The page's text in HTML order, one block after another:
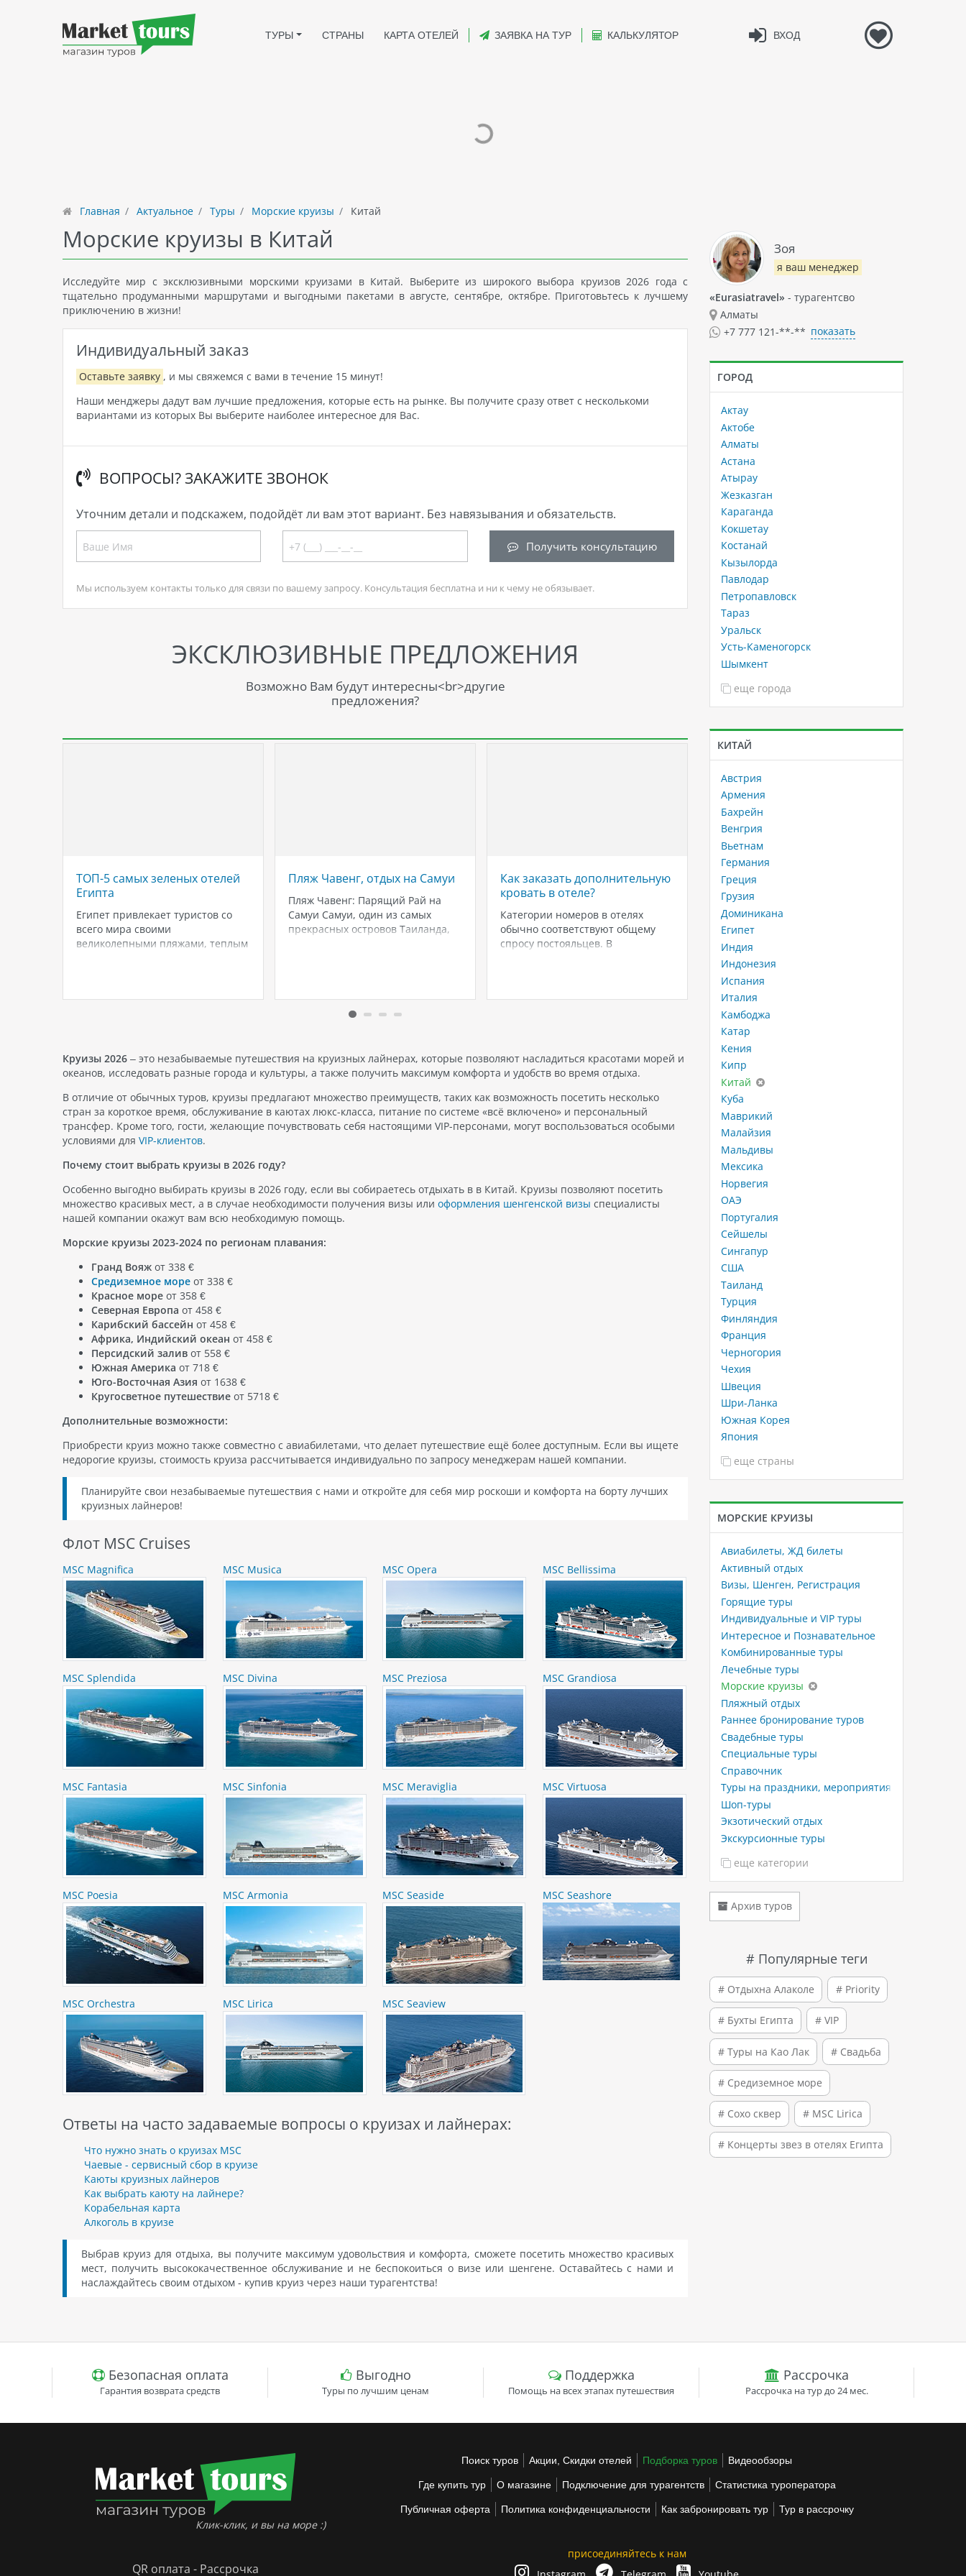
ВХОД
ТУРЫ СТРАНЫ КАРТА ОТЕЛЕЙ ЗАЯВКА НА ТУР КАЛЬКУЛЯТОР
Главная Актуальное Туры Морские круизы Китай
Морские круизы в Китай
Исследуйте мир с эксклюзивными морскими круизами в Китай. Выберите из широкого выбора круизов 2026 года с
тщательно продуманными маршрутами и выгодными пакетами в августе, сентябре, октябре. Приготовьтесь к лучшему
приключению в жизни!
Индивидуальный заказ
Оставьте заявку , и мы свяжемся с вами в течение 15 минут!
Наши менджеры дадут вам лучшие предложения, которые есть на рынке. Вы получите сразу ответ с несколькоми
вариантами из которых Вы выберите наиболее интересное для Вас.
ВОПРОСЫ? ЗАКАЖИТЕ ЗВОНОК
Уточним детали и подскажем, подойдёт ли вам этот вариант. Без навязывания и обязательств.
Получить консультацию
Мы используем контакты только для связи по вашему запросу. Консультация бесплатна и ни к чему не обязывает.
ЭКСКЛЮЗИВНЫЕ ПРЕДЛОЖЕНИЯ
Возможно Вам будут интересны<br>другие
предложения?
ТОП-5 самых зеленых отелей
Египта
Египет привлекает туристов со
всего мира своими
великолепными пляжами, теплым
зелени, Египет предлагает ряд
буйной растительностью и…
Пляж Чавенг, отдых на Самуи
Пляж Чавенг: Парящий Рай на
Самуи Самуи, один из самых
прекрасных островов Таиланда,
пляж Чавенг на Самуи - это
именно то, что вам нужно. Пляж…
Как заказать дополнительную
кровать в отеле?
Категории номеров в отелях
обычно соответствуют общему
спросу постояльцев. В
отличаться, поэтому
таких услуг является
«дополнительное спальное
номера указывается…
Круизный лайнер - MSC
Virtuosa
MSC Virtuosa - это один из самых
современных лайнеров компании
MSC Cruises, класса MSC
Meraviglia, который был выпущен
в 2021 году. Он имеет длину 331
метр, ширину 43 метра и может
вместить более 6 000 пассажиров
и 1 700 членов…
Круизы 2026 – это незабываемые путешествия на круизных лайнерах, которые позволяют насладиться красотами морей и
океанов, исследовать разные города и культуры, а также получить максимум комфорта и удобств во время отдыха.
В отличие от обычных туров, круизы предлагают множество преимуществ, таких как возможность посетить несколько
стран за короткое время, обслуживание в каютах люкс-класса, питание по системе «всё включено» и персональный
трансфер. Кроме того, гости, желающие почувствовать себя настоящими VIP-персонами, могут воспользоваться особыми
условиями для VIP-клиентов.
Почему стоит выбрать круизы в 2026 году?
Особенно выгодно выбирать круизы в 2026 году, если вы собираетесь отдыхать в в Китай. Круизы позволяют посетить
множество красивых мест, а в случае необходимости получения визы или оформления шенгенской визы специалисты
нашей компании окажут вам всю необходимую помощь.
Морские круизы 2023-2024 по регионам плавания:
Гранд Вояж от 338 €
Средиземное море от 338 €
Красное море от 358 €
Северная Европа от 458 €
Карибский бассейн от 458 €
Африка, Индийский океан от 458 €
Персидский залив от 558 €
Южная Америка от 718 €
Юго-Восточная Азия от 1638 €
Кругосветное путешествие от 5718 €
Дополнительные возможности:
Приобрести круиз можно также совместно с авиабилетами, что делает путешествие ещё более доступным. Если вы ищете
недорогие круизы, стоимость круиза рассчитывается индивидуально по запросу менеджерам нашей компании.
Планируйте свои незабываемые путешествия с нами и откройте для себя мир роскоши и комфорта на борту лучших
круизных лайнеров!
Флот MSC Cruises
MSC Magnifica
MSC Splendida
MSC Fantasia
MSC Poesia
MSC Orchestra
MSC Musica
MSC Divina
MSC Sinfonia
MSC Armonia
MSC Lirica
MSC Opera
MSC Preziosa
MSC Meraviglia
MSC Seaside
MSC Seaview
MSC Bellissima
MSC Grandiosa
MSC Virtuosa
MSC Seashore
Ответы на часто задаваемые вопросы о круизах и лайнерах:
Что нужно знать о круизах MSC
Чаевые - сервисный сбор в круизе
Каюты круизных лайнеров
Как выбрать каюту на лайнере?
Корабельная карта
Алкоголь в круизе
Выбрав круиз для отдыха, вы получите максимум удовольствия и комфорта, сможете посетить множество красивых
мест, получить высококачественное обслуживание и не беспокоиться о визе или шенгене. Оставайтесь с нами и
наслаждайтесь своим отдыхом - купив круиз через наши турагентства!
Зоя
я ваш менеджер
«Eurasiatravel» - турагентсво
Алматы
+7 777 121-**-** показать
ГОРОД
Актау
Актобе
Алматы
Астана
Атырау
Жезказган
Караганда
Кокшетау
Костанай
Кызылорда
Павлодар
Петропавловск
Тараз
Уральск
Усть-Каменогорск
Шымкент
еще города
КИТАЙ
Австрия
Армения
Бахрейн
Венгрия
Вьетнам
Германия
Греция
Грузия
Доминикана
Египет
Индия
Индонезия
Испания
Италия
Камбоджа
Катар
Кения
Кипр
Китай
Куба
Маврикий
Малайзия
Мальдивы
Мексика
Норвегия
ОАЭ
Португалия
Сейшелы
Сингапур
США
Таиланд
Турция
Финляндия
Франция
Черногория
Чехия
Швеция
Шри-Ланка
Южная Корея
Япония
еще страны
МОРСКИЕ КРУИЗЫ
Авиабилеты, ЖД билеты
Активный отдых
Визы, Шенген, Регистрация
Горящие туры
Индивидуальные и VIP туры
Интересное и Познавательное
Комбинированные туры
Лечебные туры
Морские круизы
Пляжный отдых
Раннее бронирование туров
Свадебные туры
Специальные туры
Справочник
Туры на праздники, мероприятия
Шоп-туры
Экзотический отдых
Экскурсионные туры
еще категории
Архив туров
# Популярные теги
# Отдыхна Алаколе # Priority
# Бухты Египта # VIP
# Туры на Као Лак # Свадьба
# Средиземное море
# Сохо сквер # MSC Lirica
# Концерты звез в отелях Египта
Безопасная оплата
Гарантия возврата средств
Выгодно
Туры по лучшим ценам
Поддержка
Помощь на всех этапах путешествия
Рассрочка
Рассрочка на тур до 24 мес.
Клик-клик, и вы на море :)
QR оплата - Рассрочка
Поиск туров Акции, Скидки отелей Подборка туров Видеообзоры
Где купить тур О магазине Подключение для турагентств Статистика туроператора
Публичная оферта Политика конфиденциальности Как забронировать тур Тур в рассрочку
присоединяйтесь к нам